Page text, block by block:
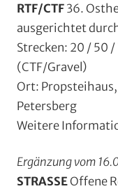
RTF/CTF36.
ausgerichtet
Strecken: 20 / 50 /
(CTF/Gravel)
Ort:
Petersberg
Weitere
Ergänzung vom
STRASSEOffene